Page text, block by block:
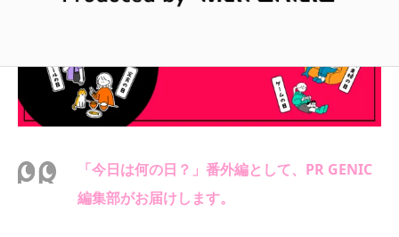
「今日は何の日？」番外編として、PR GENIC
編集部がお届けします。